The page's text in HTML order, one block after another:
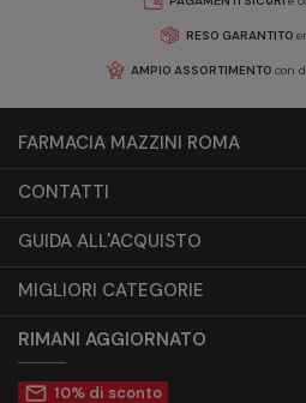
RESO GARANTITO
AMPIO ASSORTIMENTO con
FARMACIA MAZZINI ROMA
CONTATTI
GUIDA ALL'ACQUISTO
MIGLIORI CATEGORIE
RIMANI AGGIORNATO
mail_outline 10% di sconto